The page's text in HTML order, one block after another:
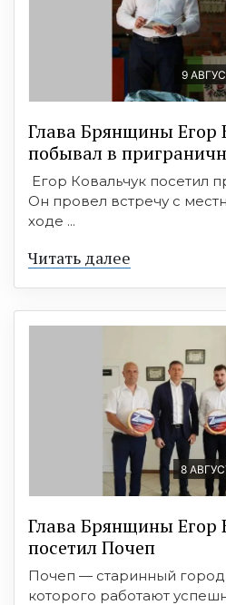
9
Глава Брянщины Егор
побывал в
Егор Ковальчук посетил
Он провел встречу с
ходе ...
Читать далее
8
Глава Брянщины Егор
посетил Почеп
Почеп — старинный
которого работают